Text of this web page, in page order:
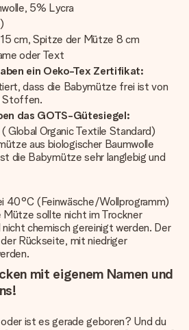
5% Lycra
cm, Spitze der Mütze 8 cm
oder Text
ein Oeko-Tex Zertifikat:
dass die Babymütze frei ist von
Stoffen.
das GOTS-Gütesiegel:
Global Organic Textile Standard)
aus biologischer Baumwolle
die Babymütze sehr langlebig und
40°C (Feinwäsche/Wollprogramm)
Mütze sollte nicht im Trockner
chemisch gereinigt werden. Der
Rückseite, mit niedriger
mit eigenem Namen und
ist es gerade geboren? Und du